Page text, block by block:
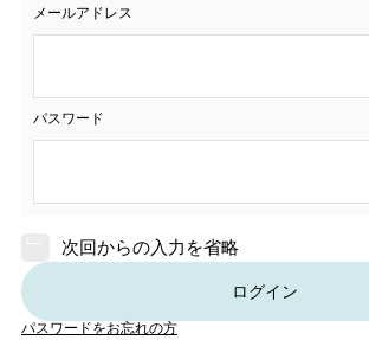
メールアドレス
パスワード
次回からの入力を省略
ログイン
パスワードをお忘れの方